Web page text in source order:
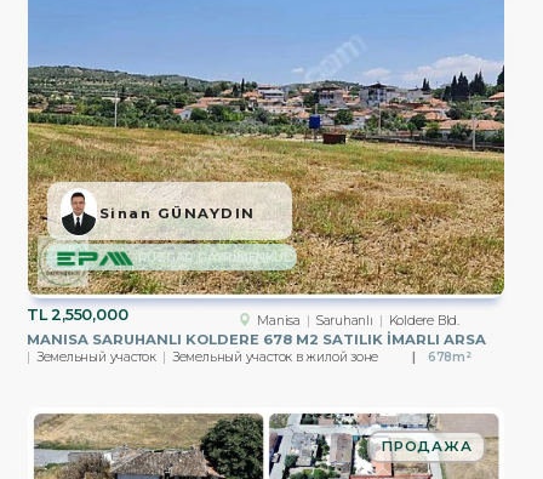
TL2,550,000 Manisa Saruhanlı Koldere Bld.
MANISA SARUHANLI KOLDERE 678 M2 SATILIK İMARLI ARSA
Земельный участок Земельный участок в жилой зоне 678m²
RÜZGAR GAYRİMENKUL
Sinan GÜNAYDIN
ПРОДАЖА